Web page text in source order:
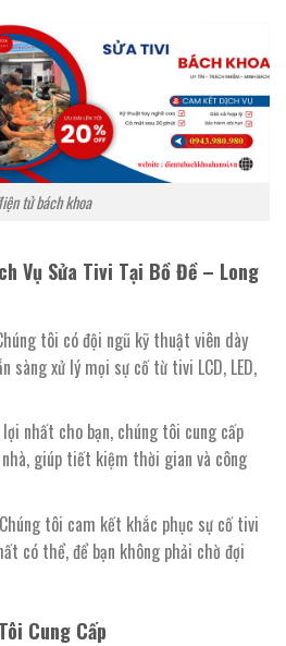
tử bách khoa
Vụ Sửa Tivi Tại Bồ Đề – Long
tôi có đội ngũ kỹ thuật viên dày
sàng xử lý mọi sự cố từ tivi LCD, LED,
nhất cho bạn, chúng tôi cung cấp
giúp tiết kiệm thời gian và công
tôi cam kết khắc phục sự cố tivi
có thể, để bạn không phải chờ đợi
Cung Cấp